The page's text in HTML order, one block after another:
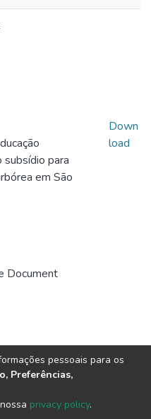
para
em São
Document
Down
load
pessoais para os
Preferências,
privacy policy.